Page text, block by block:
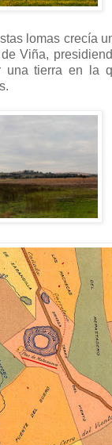
lomas crecía
Viña,
una tierra en la